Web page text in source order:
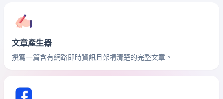
文章產生器
撰寫一篇含有網路即時資訊且架構清楚的完整文章。